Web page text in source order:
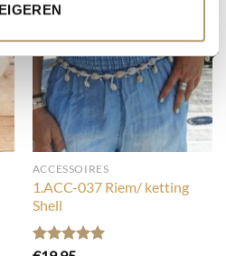
ACCESSOIRES
1.ACC-037 Riem/ ketting
Shell